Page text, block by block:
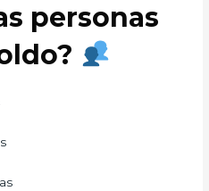
personas